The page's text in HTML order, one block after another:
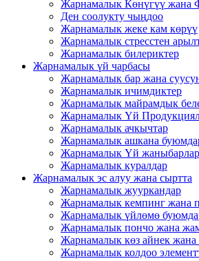
Жарнамалык Көнүгүү жана
Ден соолукту чыңдоо
Жарнамалык жеке кам көрүү
Жарнамалык стресстен
Жарнамалык билериктер
Жарнамалык үй чарбасы
Жарнамалык бар жана
Жарнамалык ичимдиктер
Жарнамалык майрамдык
Жарнамалык Үй
Жарнамалык ачкычтар
Жарнамалык ашкана
Жарнамалык Үй
Жарнамалык куралдар
Жарнамалык эс алуу жана сыртта
Жарнамалык жууркандар
Жарнамалык кемпинг жана
Жарнамалык үйлөмө
Жарнамалык пончо жана
Жарнамалык көз айнек жана
Жарнамалык колдоо